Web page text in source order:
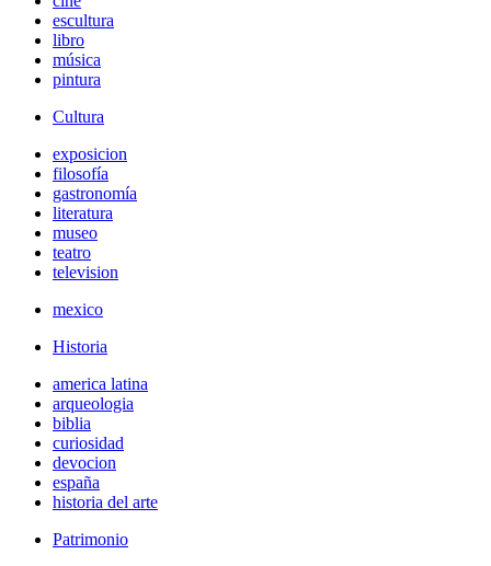
escultura
libro
música
pintura
Cultura
exposicion
filosofía
gastronomía
literatura
museo
teatro
television
mexico
Historia
america latina
arqueologia
biblia
curiosidad
devocion
españa
historia del arte
Patrimonio